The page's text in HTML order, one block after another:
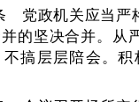
党政机关应当严
的坚决合并。从
搞层层陪会。